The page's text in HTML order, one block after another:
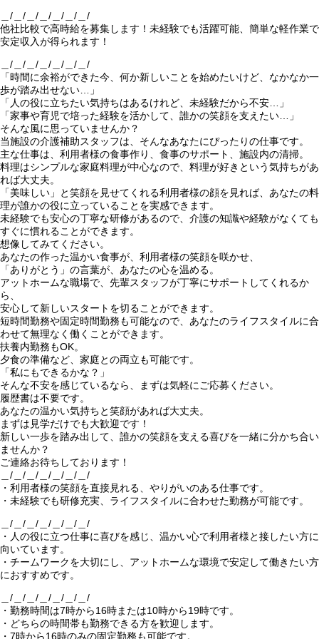
＿/＿/＿/＿/＿/＿/＿/
他社比較で高時給を募集します！未経験でも活躍可能、簡単な軽作業で
安定収入が得られます！
＿/＿/＿/＿/＿/＿/＿/
「時間に余裕ができた今、何か新しいことを始めたいけど、なかなか一
歩が踏み出せない…」
「人の役に立ちたい気持ちはあるけれど、未経験だから不安…」
「家事や育児で培った経験を活かして、誰かの笑顔を支えたい…」
そんな風に思っていませんか？
当施設の介護補助スタッフは、そんなあなたにぴったりの仕事です。
主な仕事は、利用者様の食事作り、食事のサポート、施設内の清掃。
料理はシンプルな家庭料理が中心なので、料理が好きという気持ちがあ
れば大丈夫。
「美味しい」と笑顔を見せてくれる利用者様の顔を見れば、あなたの料
理が誰かの役に立っていることを実感できます。
未経験でも安心の丁寧な研修があるので、介護の知識や経験がなくても
すぐに慣れることができます。
想像してみてください。
あなたの作った温かい食事が、利用者様の笑顔を咲かせ、
「ありがとう」の言葉が、あなたの心を温める。
アットホームな職場で、先輩スタッフが丁寧にサポートしてくれるか
ら、
安心して新しいスタートを切ることができます。
短時間勤務や固定時間勤務も可能なので、あなたのライフスタイルに合
わせて無理なく働くことができます。
扶養内勤務もOK。
夕食の準備など、家庭との両立も可能です。
「私にもできるかな？」
そんな不安を感じているなら、まずは気軽にご応募ください。
履歴書は不要です。
あなたの温かい気持ちと笑顔があれば大丈夫。
まずは見学だけでも大歓迎です！
新しい一歩を踏み出して、誰かの笑顔を支える喜びを一緒に分かち合い
ませんか？
ご連絡お待ちしております！
＿/＿/＿/＿/＿/＿/＿/
・利用者様の笑顔を直接見れる、やりがいのある仕事です。
・未経験でも研修充実、ライフスタイルに合わせた勤務が可能です。
＿/＿/＿/＿/＿/＿/＿/
・人の役に立つ仕事に喜びを感じ、温かい心で利用者様と接したい方に
向いています。
・チームワークを大切にし、アットホームな環境で安定して働きたい方
におすすめです。
＿/＿/＿/＿/＿/＿/＿/
・勤務時間は7時から16時または10時から19時です。
・どちらの時間帯も勤務できる方を歓迎します。
・7時から16時のみの固定勤務も可能です。